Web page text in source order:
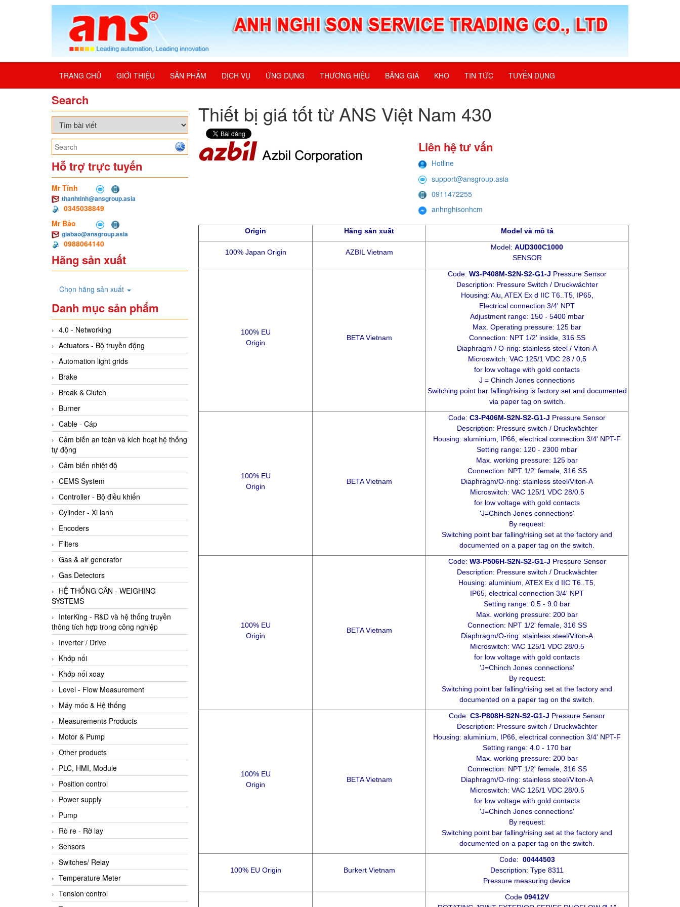
TRANG CHỦ GIỚI THIỆU SẢN PHẨM DỊCH VỤ ỨNG DỤNG THƯƠNG HIỆU BẢNG GIÁ KHO TIN TỨC TUYỂN DỤNG
Search
Hỗ trợ trực tuyến
Mr Tính
thanhtinh@ansgroup.asia
0345038849
Mr Bảo
giabao@ansgroup.asia
0988064140
Hãng sản xuất
Chọn hãng sản xuất
Danh mục sản phẩm
4.0 - Networking
Actuators - Bộ truyền động
Automation light grids
Brake
Break & Clutch
Burner
Cable - Cáp
Cảm biến an toàn và kích hoạt hệ thống
tự động
Cảm biến nhiệt độ
CEMS System
Controller - Bộ điều khiển
Cylinder - Xi lanh
Encoders
Filters
Gas & air generator
Gas Detectors
HỆ THỐNG CÂN - WEIGHING
SYSTEMS
InterKing - R&D và hệ thống truyền
thông tích hợp trong công nghiệp
Inverter / Drive
Khớp nối
Khớp nối xoay
Level - Flow Measurement
Máy móc & Hệ thống
Measurements Products
Motor & Pump
Other products
PLC, HMI, Module
Position control
Power supply
Pump
Rò re - Rờ lay
Sensors
Switches/ Relay
Temperature Meter
Tension control
Thiết bị giá tốt từ ANS Việt Nam 430
Liên hệ tư vấn
Hotline
support@ansgroup.asia
0911472255
anhnghisonhcm
Origin Hãng sản xuất Model và mô tả
100% Japan Origin AZBIL Vietnam
Model: AUD300C1000
SENSOR
100% EU
Origin
BETA Vietnam
Code: W3-P408M-S2N-S2-G1-J Pressure Sensor
Description: Pressure Switch / Druckwächter
Housing: Alu, ATEX Ex d IIC T6..T5, IP65,
Electrical connection 3/4' NPT
Adjustment range: 150 - 5400 mbar
Max. Operating pressure: 125 bar
Connection: NPT 1/2' inside, 316 SS
Diaphragm / O-ring: stainless steel / Viton-A
Microswitch: VAC 125/1 VDC 28 / 0,5
for low voltage with gold contacts
J = Chinch Jones connections
Switching point bar falling/rising is factory set and documented
via paper tag on switch.
100% EU
Origin
BETA Vietnam
Code: C3-P406M-S2N-S2-G1-J Pressure Sensor
Description: Pressure switch / Druckwächter
Housing: aluminium, IP66, electrical connection 3/4' NPT-F
Setting range: 120 - 2300 mbar
Max. working pressure: 125 bar
Connection: NPT 1/2' female, 316 SS
Diaphragm/O-ring: stainless steel/Viton-A
Microswitch: VAC 125/1 VDC 28/0.5
for low voltage with gold contacts
'J=Chinch Jones connections'
By request:
Switching point bar falling/rising set at the factory and
documented on a paper tag on the switch.
100% EU
Origin
BETA Vietnam
Code: W3-P506H-S2N-S2-G1-J Pressure Sensor
Description: Pressure switch / Druckwächter
Housing: aluminium, ATEX Ex d IIC T6..T5,
IP65, electrical connection 3/4' NPT
Setting range: 0.5 - 9.0 bar
Max. working pressure: 200 bar
Connection: NPT 1/2' female, 316 SS
Diaphragm/O-ring: stainless steel/Viton-A
Microswitch: VAC 125/1 VDC 28/0.5
for low voltage with gold contacts
'J=Chinch Jones connections'
By request:
Switching point bar falling/rising set at the factory and
documented on a paper tag on the switch.
100% EU
Origin
BETA Vietnam
Code: C3-P808H-S2N-S2-G1-J Pressure Sensor
Description: Pressure switch / Druckwächter
Housing: aluminium, IP66, electrical connection 3/4' NPT-F
Setting range: 4.0 - 170 bar
Max. working pressure: 200 bar
Connection: NPT 1/2' female, 316 SS
Diaphragm/O-ring: stainless steel/Viton-A
Microswitch: VAC 125/1 VDC 28/0.5
for low voltage with gold contacts
'J=Chinch Jones connections'
By request:
Switching point bar falling/rising set at the factory and
documented on a paper tag on the switch.
100% EU Origin Burkert Vietnam
Code: 00444503
Description: Type 8311
Pressure measuring device
Code 09412V